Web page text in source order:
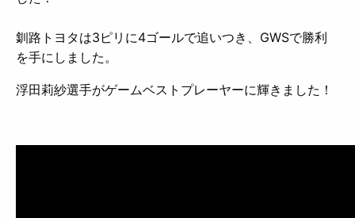
釧路トヨタは3ピリに4ゴールで追いつき、GWSで勝利
を手にしました。
浮田莉紗選手がゲームベストプレーヤーに輝きました！